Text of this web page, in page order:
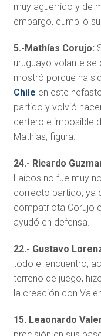
muy aguerrido y de
embargo, cumplió
5.-Mathías Corujo:
uruguayo volante
mostró porque ha
Chile en este
partido y volvió
certero e imposible
Mathías, figura.
24.- Ricardo
Laícos no fue muy
correcto partido, ya
compatriota Corujo
ayudó en defensa.
22.- Gustavo
todo el encuentro,
terreno de juego,
la creación con
15. Leaonardo